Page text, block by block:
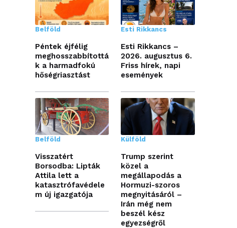
Belföld
Péntek éjfélig
meghosszabbítottá
k a harmadfokú
hőségriasztást
Esti Rikkancs
Esti Rikkancs –
2026. augusztus 6.
Friss hírek, napi
események
Belföld
Visszatért
Borsodba: Lipták
Attila lett a
katasztrófavédele
m új igazgatója
Külföld
Trump szerint
közel a
megállapodás a
Hormuzi-szoros
megnyitásáról –
Irán még nem
beszél kész
egyezségről